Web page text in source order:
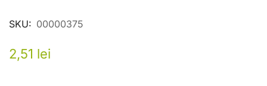
SKU: 00000375
2,51 lei